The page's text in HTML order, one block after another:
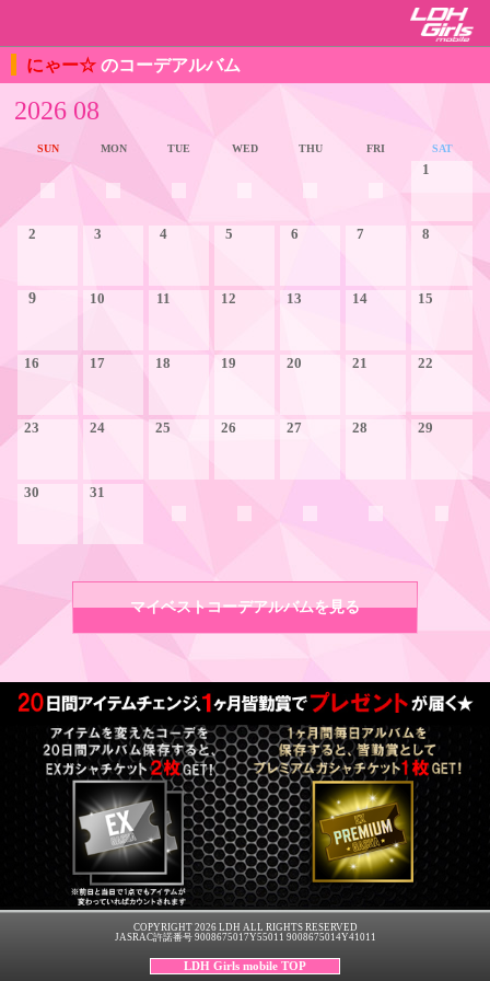
にゃー☆ のコーデアルバム
2026 08
SUN MON TUE WED THU FRI SAT
1
2 3 4 5 6 7 8
9 10 11 12 13 14 15
16 17 18 19 20 21 22
23 24 25 26 27 28 29
30 31
マイベストコーデアルバムを見る
COPYRIGHT 2026 LDH ALL RIGHTS RESERVED
JASRAC許諾番号 9008675017Y55011 9008675014Y41011
LDH Girls mobile TOP